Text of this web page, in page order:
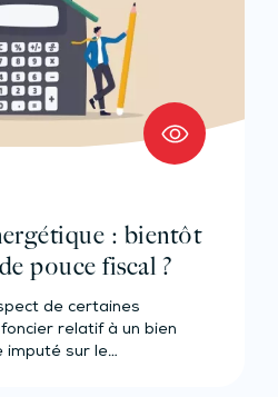
: bientôt
pouce fiscal ?
de certaines
relatif à un bien
imputé sur le…